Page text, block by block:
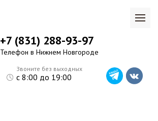
Звоните без выходных
с 8:00 до 19:00
+7 (831) 288-93-97
Телефон в Нижнем Новгороде